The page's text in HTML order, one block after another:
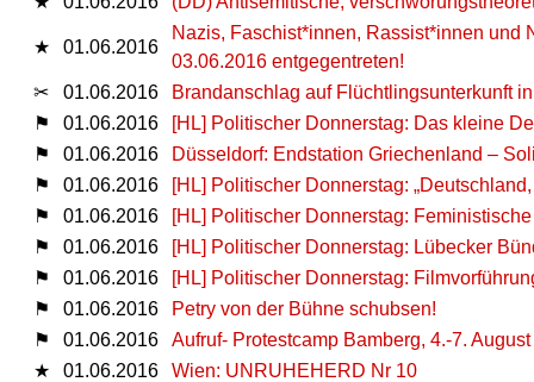
★ 01.06.2016
Nazis, Faschist*innen, Rassist*innen und
03.06.2016 entgegentreten!
✂
01.06.2016
Brandanschlag auf Flüchtlingsunterkunft
⚑
01.06.2016
[HL] Politischer Donnerstag: Das kleine
⚑
01.06.2016
Düsseldorf: Endstation Griechenland –
⚑
01.06.2016
[HL] Politischer Donnerstag:
⚑
01.06.2016
[HL] Politischer Donnerstag:
⚑
01.06.2016
[HL] Politischer Donnerstag: Lübecker
⚑
01.06.2016
[HL] Politischer Donnerstag:
⚑
01.06.2016
Petry von der Bühne schubsen!
⚑
01.06.2016
Aufruf- Protestcamp Bamberg, 4.-7.
★
01.06.2016
Wien: UNRUHEHERD Nr 10